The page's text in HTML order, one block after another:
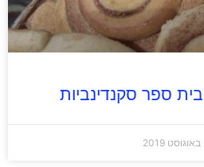
בית ספר סקנדינביות